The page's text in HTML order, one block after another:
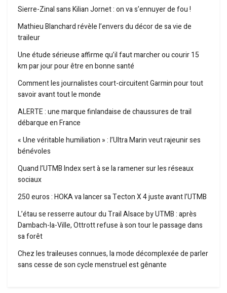
Sierre-Zinal sans Kilian Jornet : on va s’ennuyer de fou !
Mathieu Blanchard révèle l’envers du décor de sa vie de
traileur
Une étude sérieuse affirme qu’il faut marcher ou courir 15
km par jour pour être en bonne santé
Comment les journalistes court-circuitent Garmin pour tout
savoir avant tout le monde
ALERTE : une marque finlandaise de chaussures de trail
débarque en France
« Une véritable humiliation » : l’Ultra Marin veut rajeunir ses
bénévoles
Quand l’UTMB Index sert à se la ramener sur les réseaux
sociaux
250 euros : HOKA va lancer sa Tecton X 4 juste avant l’UTMB
L’étau se resserre autour du Trail Alsace by UTMB : après
Dambach-la-Ville, Ottrott refuse à son tour le passage dans
sa forêt
Chez les traileuses connues, la mode décomplexée de parler
sans cesse de son cycle menstruel est gênante